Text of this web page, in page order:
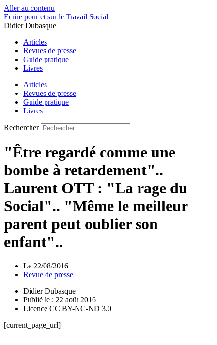
Aller au contenu
Ecrire pour et sur le Travail Social
Didier Dubasque
Articles
Revues de presse
Guide pratique
Livres
Articles
Revues de presse
Guide pratique
Livres
Rechercher
"Être regardé comme une
bombe à retardement"..
Laurent OTT : "La rage du
Social".. "Même le meilleur
parent peut oublier son
enfant"..
Le 22/08/2016
Revue de presse
Didier Dubasque
Publié le : 22 août 2016
Licence CC BY-NC-ND 3.0
[current_page_url]